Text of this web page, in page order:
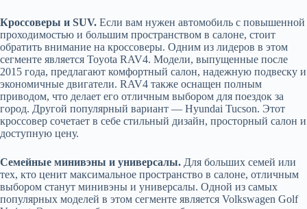
Кроссоверы и SUV. Если вам нужен автомобиль с повышенной
проходимостью и большим пространством в салоне, стоит
обратить внимание на кроссоверы. Одним из лидеров в этом
сегменте является Toyota RAV4. Модели, выпущенные после
2015 года, предлагают комфортный салон, надежную подвеску и
экономичные двигатели. RAV4 также оснащен полным
приводом, что делает его отличным выбором для поездок за
город. Другой популярный вариант — Hyundai Tucson. Этот
кроссовер сочетает в себе стильный дизайн, просторный салон и
доступную цену.
Семейные минивэны и универсалы. Для больших семей или
тех, кто ценит максимальное пространство в салоне, отличным
выбором станут минивэны и универсалы. Одной из самых
популярных моделей в этом сегменте является Volkswagen Golf